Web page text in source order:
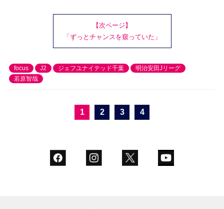
【次ページ】
「ずっとチャンスを窺っていた」
focus J2 ジェフユナイテッド千葉
明治安田Jリーグ
若原智哉
1 2 3 4